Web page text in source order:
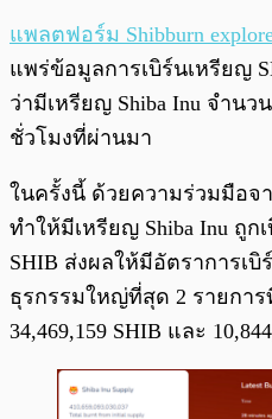
แพลตฟอร์ม Shibburn
แพร่ข้อมูลการเบิร์นเหรียญ
ว่ามีเหรียญ Shiba Inu จำน
ชั่วโมงที่ผ่านมา
ในครั้งนี้ ด้วยความร่วมมือ
ทำให้มีเหรียญ Shiba Inu ถูกเ
SHIB ส่งผลให้มีอัตราการเบิ
ธุรกรรมใหญ่ที่สุด 2 รายกา
34,469,159 SHIB และ